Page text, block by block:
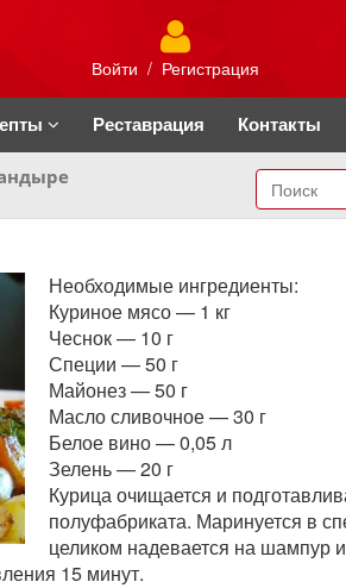
Войти / Регистрация
Реставрация Контакты
Необходимые ингредиенты:
Куриное мясо — 1 кг
Чеснок — 10 г
Специи — 50 г
Майонез — 50 г
Масло сливочное — 30 г
Белое вино — 0,05 л
Зелень — 20 г
Курица очищается и
полуфабриката. Маринуется в
целиком надевается на шампур
15 минут.